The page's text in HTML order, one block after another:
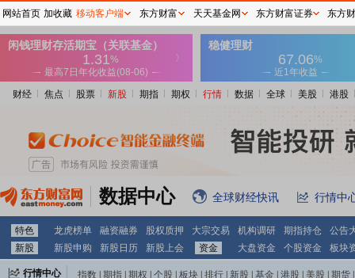
财经 焦点 股票 新股 期指 期权 行情 数据 全球 美股 港股
数据中心 全球财经快讯 行情中
特色 龙虎榜单 融资融券 股权质押 大宗交易 机构调研 期指持仓
公告
新股
新股申购 新股日历 新股上会 资金 大盘资金 个股资金 板块
行情中心 指数 期指 期权 个股 板块 排行 新股 基金 港股 美股 期货
网站首页 加收藏 移动客户端 东方财富 天天基金网 东方财富证券 东方